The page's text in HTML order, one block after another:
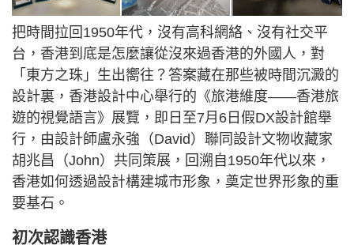
把時間拉回1950年代，沒有高科網絡、沒有社交平
台，香港到底是怎麼讓從沒來過香港的外國人，對
「東方之珠」生出嚮往？答案藏在那些被時間沉澱的
設計裏，香港設計中心舉行的《旅港維度——香港旅
遊的視覺語言》展覽，即日至7月6日假DX設計館舉
行，由設計師盧永強（David）聯同設計文物收藏家
胡兆昌（John）共同策展，回溯自1950年代以來，
香港如何透過設計構建城市形象，奠定世界形象的重
要基石。
初次認識香港